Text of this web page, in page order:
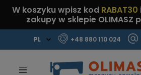
W koszyku wpisz kod RABAT30
zakupy w sklepie OLIMASZ
+48 880 110 024
Sprawdź!